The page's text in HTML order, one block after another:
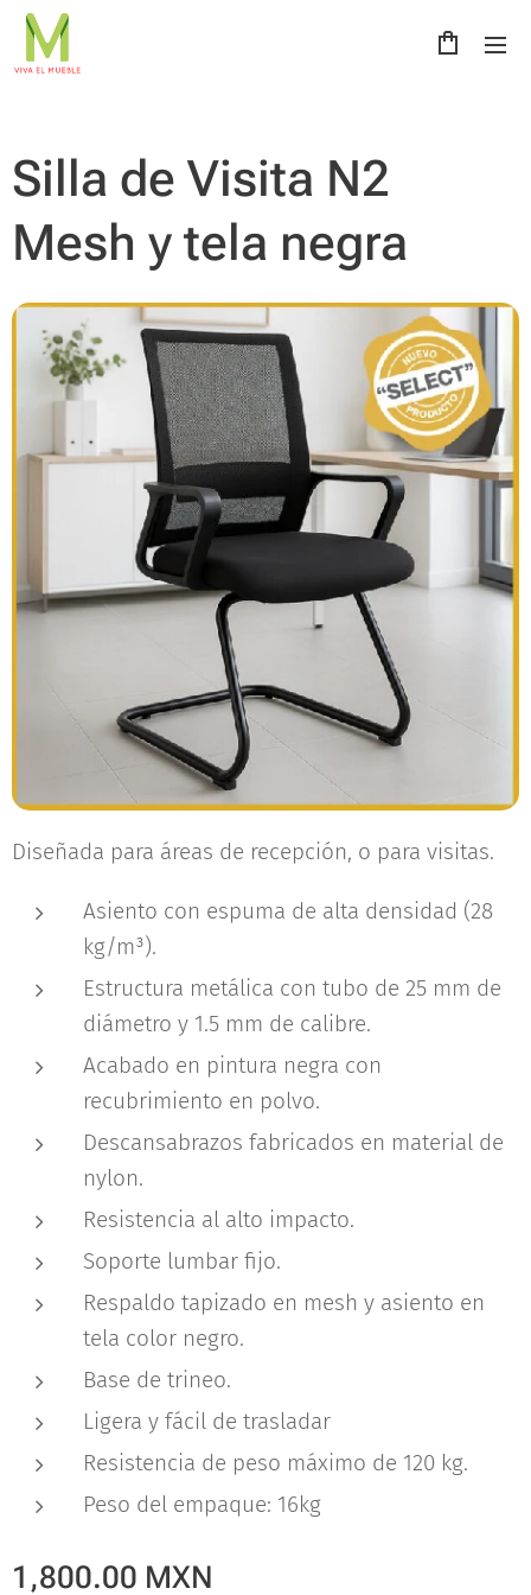
Silla de Visita N2
Mesh y tela negra
Diseñada para áreas de recepción, o para visitas.
Asiento con espuma de alta densidad (28
kg/m³).
Estructura metálica con tubo de 25 mm de
diámetro y 1.5 mm de calibre.
Acabado en pintura negra con
recubrimiento en polvo.
Descansabrazos fabricados en material de
nylon.
Resistencia al alto impacto.
Soporte lumbar fijo.
Respaldo tapizado en mesh y asiento en
tela color negro.
Base de trineo.
Ligera y fácil de trasladar
Resistencia de peso máximo de 120 kg.
Peso del empaque: 16kg
1,800.00 MXN